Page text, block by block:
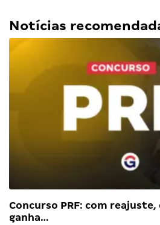
Notícias
Concurso PRF: com
ganha…